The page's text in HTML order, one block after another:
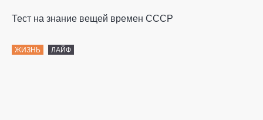
Тест на знание вещей времен СССР
ЖИЗНЬ ЛАЙФ